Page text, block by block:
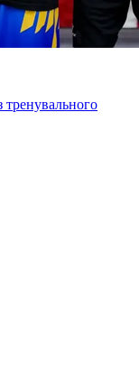
тренувального